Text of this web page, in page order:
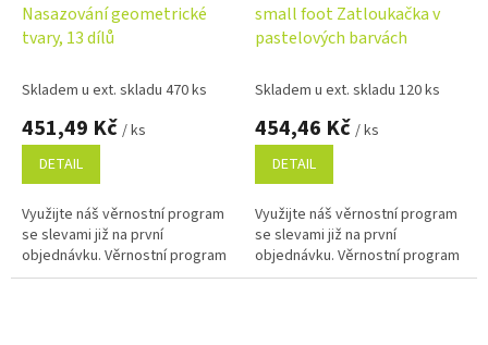
Nasazování geometrické
tvary, 13 dílů
Skladem u ext. skladu 470 ks
451,49 Kč / ks
DETAIL
Využijte náš věrnostní program
se slevami již na první
objednávku. Věrnostní program
small foot Zatloukačka v
pastelových barvách
Skladem u ext. skladu 120 ks
454,46 Kč / ks
DETAIL
Využijte náš věrnostní program
se slevami již na první
objednávku. Věrnostní program